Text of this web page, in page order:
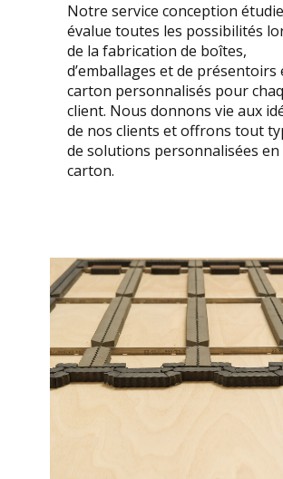
Notre service conception
évalue toutes les possibilités
de la fabrication de boîtes,
d’emballages et de présentoirs
carton personnalisés pour
client. Nous donnons vie aux
de nos clients et offrons tout
de solutions personnalisées en
carton.